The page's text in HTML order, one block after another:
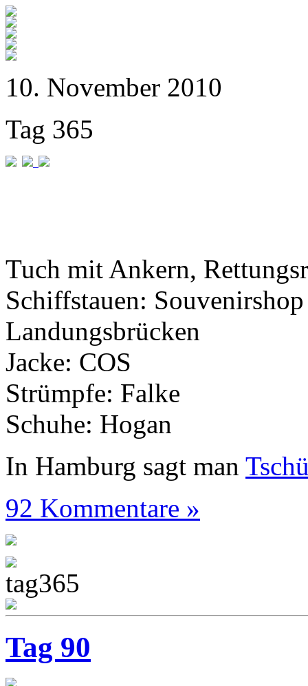
10. November 2010
Tag 365
Tuch mit Ankern,
Schiffstauen:
Landungsbrücken
Jacke: COS
Strümpfe: Falke
Schuhe: Hogan
In Hamburg sagt man
92 Kommentare »
Tag 90